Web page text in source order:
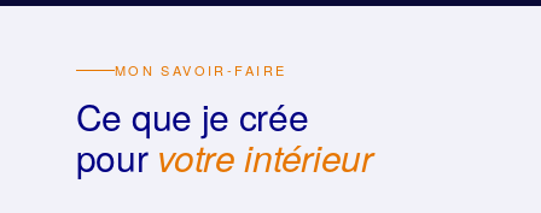
MON SAVOIR-FAIRE
Ce que je crée
pourvotre intérieur